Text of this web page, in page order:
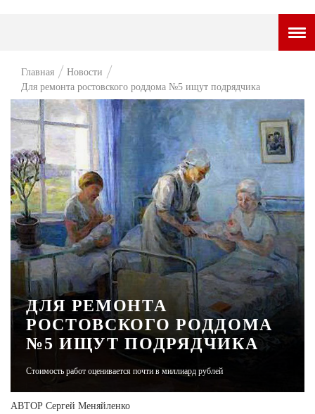
НОВОСТИ
ВОПРОС НЕДЕЛИ
ПРЕМЬЕРА
ТАМ И ТУТ
СТИЛЬ ЖИЗНИ
ХАЙП
ЧЕЛОВЕК ОСОБЕННЫЙ
КУЛЬТ ЕДЫ
АФИША
ЖУРНАЛ
Главная
Новости
Для ремонта ростовского роддома №5 ищут подрядчика
ДЛЯ РЕМОНТА
РОСТОВСКОГО РОДДОМА
№5 ИЩУТ ПОДРЯДЧИКА
Стоимость работ оценивается почти в миллиард рублей
АВТОР Сергей Меняйленко